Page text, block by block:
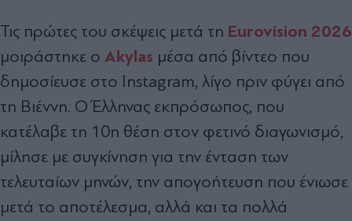
Τις πρώτες του σκέψεις μετά τη Eurovision 2026
μοιράστηκε ο Akylas μέσα από βίντεο που
δημοσίευσε στο Instagram, λίγο πριν φύγει από
τη Βιέννη. Ο Έλληνας εκπρόσωπος, που
κατέλαβε τη 10η θέση στον φετινό διαγωνισμό,
μίλησε με συγκίνηση για την ένταση των
τελευταίων μηνών, την απογοήτευση που ένιωσε
μετά το αποτέλεσμα, αλλά και τα πολλά